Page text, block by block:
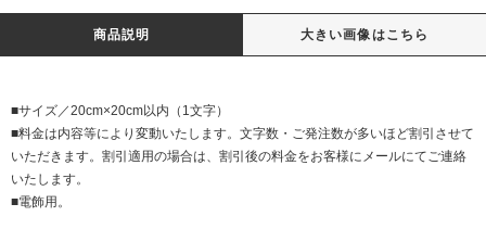
商品説明 大きい画像はこちら
■サイズ／20cm×20cm以内（1文字）
■料金は内容等により変動いたします。文字数・ご発注数が多いほど割引させて
いただきます。割引適用の場合は、割引後の料金をお客様にメールにてご連絡
いたします。
■電飾用。